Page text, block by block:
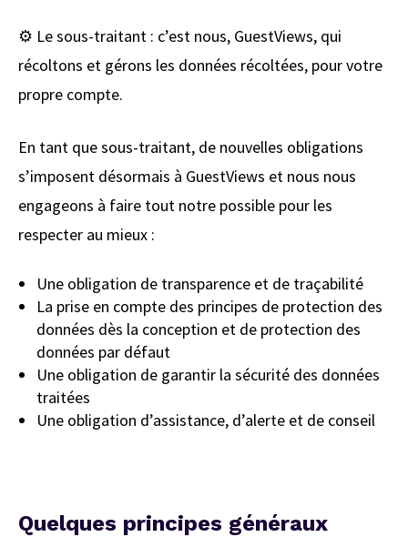
⚙️ Le sous-traitant : c’est nous, GuestViews, qui
récoltons et gérons les données récoltées, pour votre
propre compte.
En tant que sous-traitant, de nouvelles obligations
s’imposent désormais à GuestViews et nous nous
engageons à faire tout notre possible pour les
respecter au mieux :
Une obligation de transparenceet de traçabilité
La prise en compte des principes de protection des
données dès la conception et de protection des
données par défaut
Une obligation de garantir la sécuritédes données
traitées
Une obligation d’assistance, d’alerteet de conseil
Quelques principes généraux